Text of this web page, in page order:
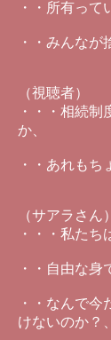
・・所有って
・・みんなが
（視聴者）
・・・相続制
か、
・・あれもち
（サアラさん）
・・・私たち
・・自由な身
・・なんで今
けないのか？、